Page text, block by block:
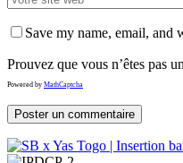
Save my name, email, and
Prouvez que vous n’êtes pas
Powered by MathCaptcha